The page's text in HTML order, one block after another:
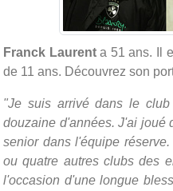
Franck Laurenta 51 ans. Il
de 11 ans. Découvrez son
"Je suis arrivé dans le
douzaine d'années. J'ai joué
senior dans l'équipe
ou quatre autres clubs des
l'occasion d'une longue